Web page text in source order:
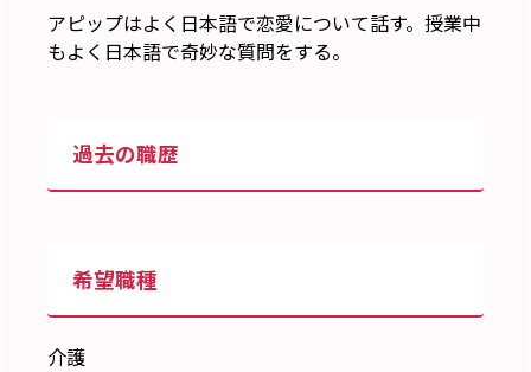
アピップはよく日本語で恋愛について話す。授業中
もよく日本語で奇妙な質問をする。
過去の職歴
希望職種
介護